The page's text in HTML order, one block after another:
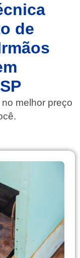
de
melhor preço